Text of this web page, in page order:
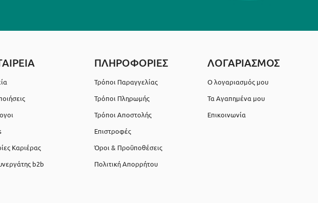
Καριέρας
b2b
ΠΛΗΡΟΦΟΡΙΕΣ
Τρόποι Παραγγελίας
Τρόποι Πληρωμής
Τρόποι Αποστολής
Επιστροφές
Όροι & Προϋποθέσεις
Πολιτική Απορρήτου
ΛΟΓΑΡΙΑΣΜΟΣ
Ο λογαριασμός μου
Τα Αγαπημένα μου
Επικοινωνία